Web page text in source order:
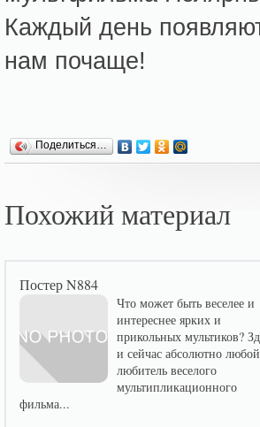
Каждый день
нам почаще!
Поделиться…
Похожий материал
Постер N884
Что может быть веселее и
интереснее ярких и
прикольных мультиков?
и сейчас абсолютно любой
любитель веселого
мультипликационного
фильма...